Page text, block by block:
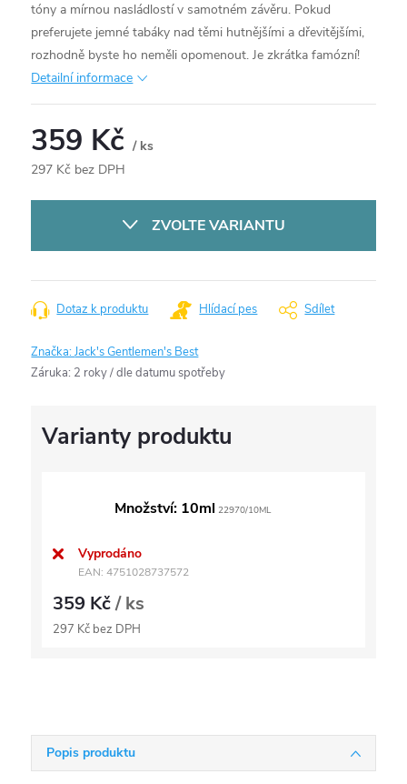
tóny a mírnou nasládlostí v samotném závěru. Pokud
preferujete jemné tabáky nad těmi hutnějšími a dřevitějšími,
rozhodně byste ho neměli opomenout. Je zkrátka famózní!
Detailní informace
359 Kč/ ks
297 Kč bez DPH
ZVOLTE VARIANTU
Dotaz k produktu Hlídací pes Sdílet
Značka:Jack's Gentlemen's Best
Záruka: 2 roky / dle datumu spotřeby
Množství: 10ml 22970/10ML
Vyprodáno
EAN: 4751028737572
359 Kč/ ks
297 Kč bez DPH
Popis produktu